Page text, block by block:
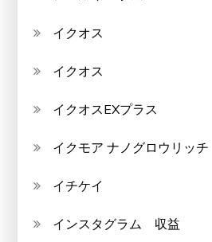
イクオス
イクオス
イクオスEXプラス
イクモア ナノグロウリッチ
イチケイ
インスタグラム 収益